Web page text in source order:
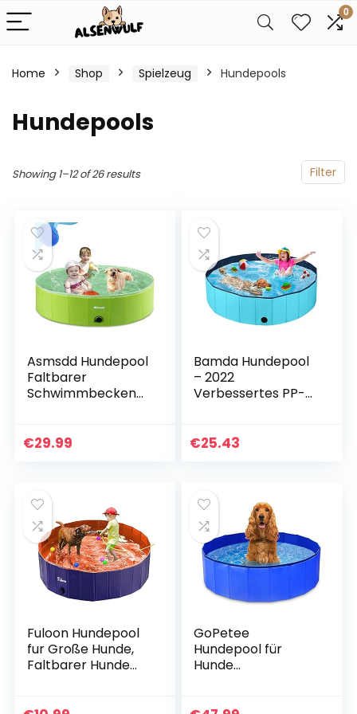
0
Home Shop Spielzeug Hundepools
Hundepools
Filter
Showing 1–12 of 26 results
Asmsdd Hundepool
Faltbarer
Schwimmbecken
Swimmingpool
Großes Haustier
Hund Katze Kinder
PVC rutschfest
(Bonus Haustier
Badebürste) 55″x
12″
€29.99
Bamda Hundepool
– 2022
Verbessertes PP-
große und kleine
(120 * 30 cm)
€25.43
Fuloon Hundepool
fur Große Hunde,
Faltbarer Hunde
GoPetee
Hundepool für
Hunde